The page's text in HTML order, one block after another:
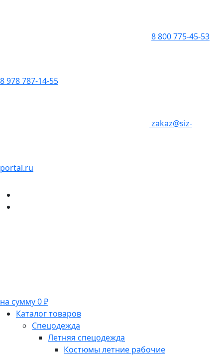
8 800 775-45-53
8 978 787-14-55
zakaz@siz-
portal.ru
на сумму 0 ₽
Каталог товаров
Спецодежда
Летняя спецодежда
Костюмы летние рабочие